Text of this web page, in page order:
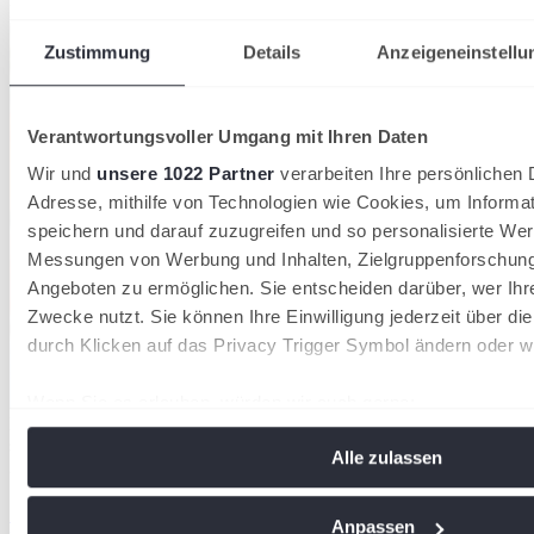
Zustimmung Details
Verantwortungsvoller Umgang mit Ihren Daten
Wir und unsere 1022 Partner verarbeiten Ihre persönlichen
Adresse, mithilfe von Technologien wie Cookies, um
speichern und darauf zuzugreifen und so personalisierte
Messungen von Werbung und Inhalten,
Angeboten zu ermöglichen. Sie entscheiden darüber, wer
Zwecke nutzt. Sie können Ihre Einwilligung jederzeit über
durch Klicken auf das Privacy Trigger Symbol ändern oder
Ihr Gerät durch aktives Scannen nach bestimmten
Alle zulassen
Anpassen
Die Mannschaften des TC Weinheim 1902 und des TC Radolfzell